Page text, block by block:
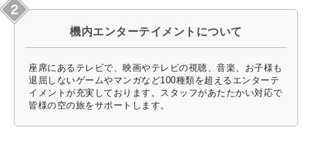
機内エンターテイメントについて
座席にあるテレビで、映画やテレビの視聴、音楽、お子様も
退屈しないゲームやマンガなど100種類を超えるエンターテ
イメントが充実しております。スタッフがあたたかい対応で
皆様の空の旅をサポートします。